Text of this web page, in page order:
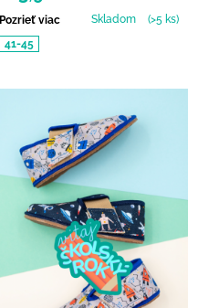
Pozrieť viac Skladom
(>5 ks)
41-45